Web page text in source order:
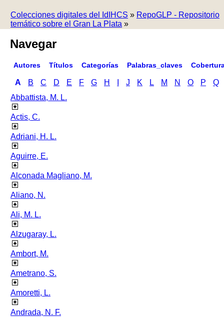
Colecciones digitales del IdIHCS » RepoGLP - Repositorio
temático sobre el Gran La Plata »
Navegar
Autores Títulos Categorías Palabras_claves
A B C D E F G H J K L M N O P
Q
Abbattista, M. L.
Actis, C.
Adriani, H. L.
Aguirre, E.
Alconada Magliano, M.
Aliano, N.
Ali, M. L.
Alzugaray, L.
Ambort, M.
Ametrano, S.
Amoretti, L.
Andrada, N. F.